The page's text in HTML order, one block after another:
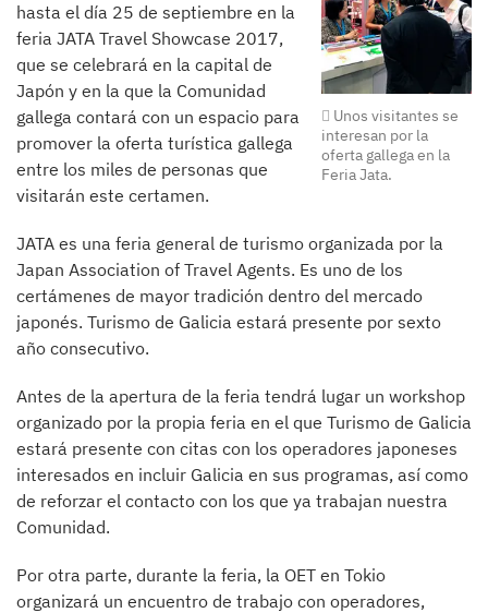
Unos visitantes se
interesan por la
oferta gallega en la
Feria Jata.
hasta el día 25 de septiembre en la
feria JATA Travel Showcase 2017,
que se celebrará en la capital de
Japón y en la que la Comunidad
gallega contará con un espacio para
promover la oferta turística gallega
entre los miles de personas que
visitarán este certamen.
JATA es una feria general de turismo organizada por la
Japan Association of Travel Agents. Es uno de los
certámenes de mayor tradición dentro del mercado
japonés. Turismo de Galicia estará presente por sexto
año consecutivo.
Antes de la apertura de la feria tendrá lugar un workshop
organizado por la propia feria en el que Turismo de Galicia
estará presente con citas con los operadores japoneses
interesados en incluir Galicia en sus programas, así como
de reforzar el contacto con los que ya trabajan nuestra
Comunidad.
Por otra parte, durante la feria, la OET en Tokio
organizará un encuentro de trabajo con operadores,